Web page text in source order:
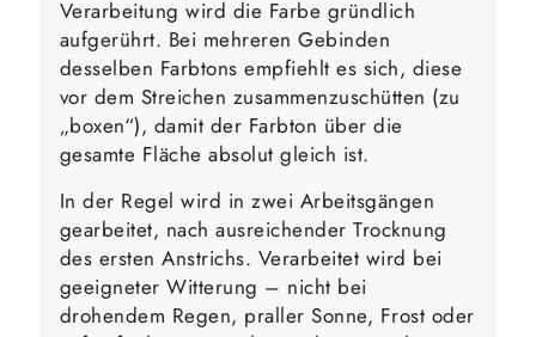
Verarbeitung wird die Farbe gründlich
aufgerührt. Bei mehreren Gebinden
desselben Farbtons empfiehlt es sich, diese
vor dem Streichen zusammenzuschütten (zu
„boxen“), damit der Farbton über die
gesamte Fläche absolut gleich ist.
In der Regel wird in zwei Arbeitsgängen
gearbeitet, nach ausreichender Trocknung
des ersten Anstrichs. Verarbeitet wird bei
geeigneter Witterung – nicht bei
drohendem Regen, praller Sonne, Frost oder